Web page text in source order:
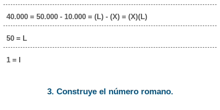
40.000 = 50.000 - 10.000 = (L) - (X) = (X)(L)
50 = L
1 = I
3. Construye el número romano.